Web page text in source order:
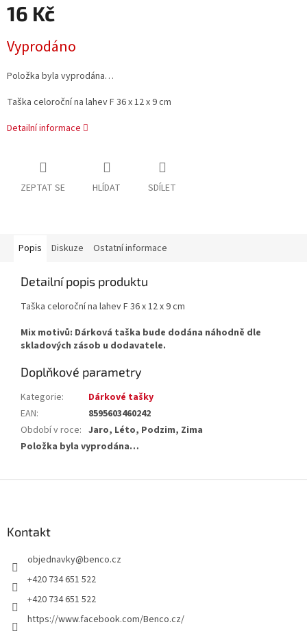
16 Kč
cena:
Vyprodáno
Položka byla vyprodána…
Taška celoroční na lahev F 36 x 12 x 9 cm
Detailní informace
ZEPTAT SE HLÍDAT SDÍLET
Popis Diskuze Ostatní informace
Detailní popis produktu
Taška celoroční na lahev F 36 x 12 x 9 cm
Mix motivů: Dárková taška bude dodána náhodně dle
skladových zásob u dodavatele.
Doplňkové parametry
Kategorie:
Dárkové tašky
EAN:
8595603460242
Období v roce: Jaro, Léto, Podzim, Zima
Položka byla vyprodána…
Kontakt
objednavky@benco.cz
+420 734 651 522
+420 734 651 522
https://www.facebook.com/Benco.cz/